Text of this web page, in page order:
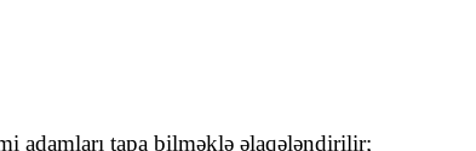
adamları tapa bilməklə əlaqələndirilir;